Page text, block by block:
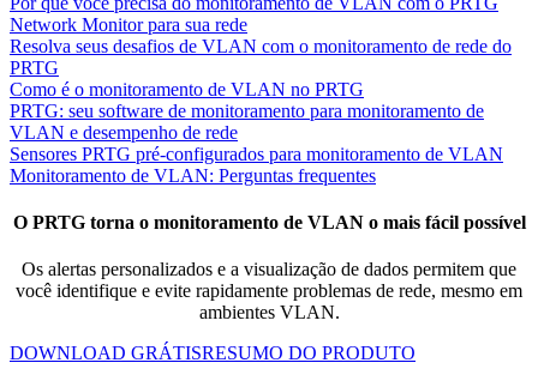
Network Monitor para sua rede
Resolva seus desafios de VLAN com o monitoramento de rede do
PRTG
Como é o monitoramento de VLAN no PRTG
PRTG: seu software de monitoramento para monitoramento de
VLAN e desempenho de rede
Sensores PRTG pré-configurados para monitoramento de VLAN
Monitoramento de VLAN: Perguntas frequentes
O PRTG torna o monitoramento de VLAN o mais fácil possível
Os alertas personalizados e a visualização de dados permitem que
você identifique e evite rapidamente problemas de rede, mesmo em
ambientes VLAN.
DOWNLOAD GRÁTISRESUMO DO PRODUTO